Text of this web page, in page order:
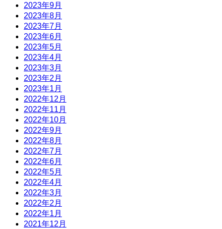
2023年9月
2023年8月
2023年7月
2023年6月
2023年5月
2023年4月
2023年3月
2023年2月
2023年1月
2022年12月
2022年11月
2022年10月
2022年9月
2022年8月
2022年7月
2022年6月
2022年5月
2022年4月
2022年3月
2022年2月
2022年1月
2021年12月